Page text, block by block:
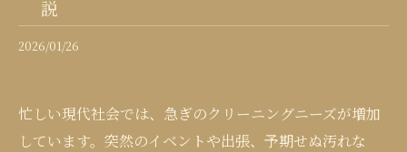
説
2026/01/26
忙しい現代社会では、急ぎのクリーニングニーズが増加
しています。突然のイベントや出張、予期せぬ汚れな